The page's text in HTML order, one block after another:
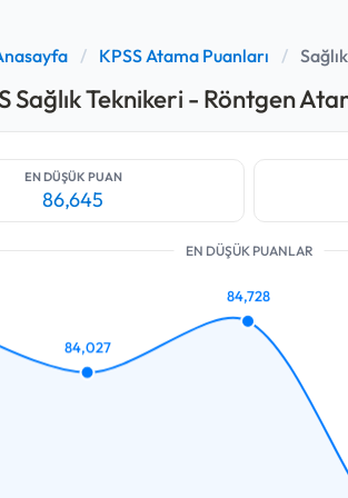
/ KPSS Atama Puanları /
Sağlık Teknikeri - Röntgen
EN DÜŞÜK PUAN
86,645
EN DÜŞÜK PUANLAR